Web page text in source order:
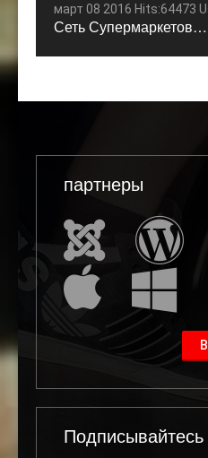
март 08 2016 Hits:64473
Сеть Супермаркетов…
партнеры